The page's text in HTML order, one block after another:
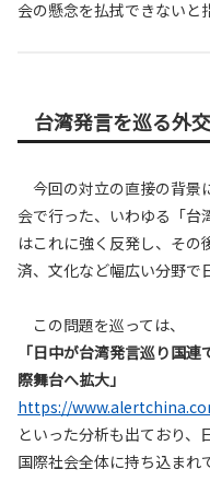
会の懸念を払拭できないと
台湾発言を巡る外
今回の対立の直接の背景
会で行った、いわゆる「台
はこれに強く反発し、そ
済、文化など幅広い分野で
この問題を巡っては、
「日中が台湾発言巡り国
際舞台へ拡大」
https://
といった分析も出ており、
国際社会全体に持ち込まれ